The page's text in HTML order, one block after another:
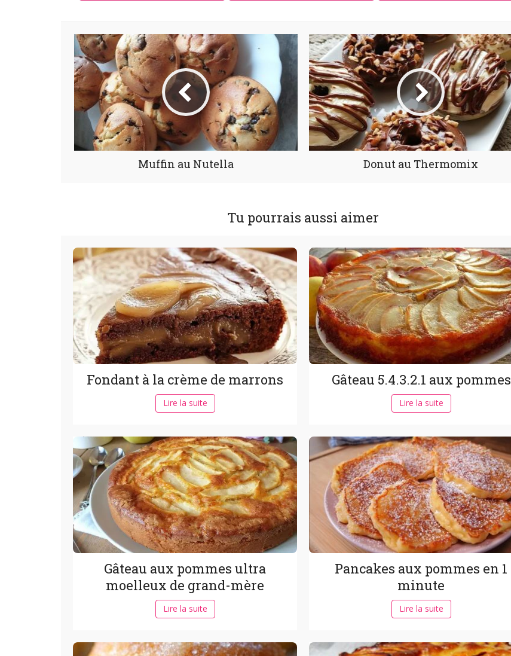
Muffin au Nutella Donut au Thermomix
Tu pourrais aussi aimer
Fondant à la crème de marrons
Lire la suite
Gâteau 5.4.3.2.1 aux pommes
Lire la suite
Gâteau aux pommes ultra
moelleux de grand-mère
Lire la suite
Pancakes aux pommes en 1
minute
Lire la suite